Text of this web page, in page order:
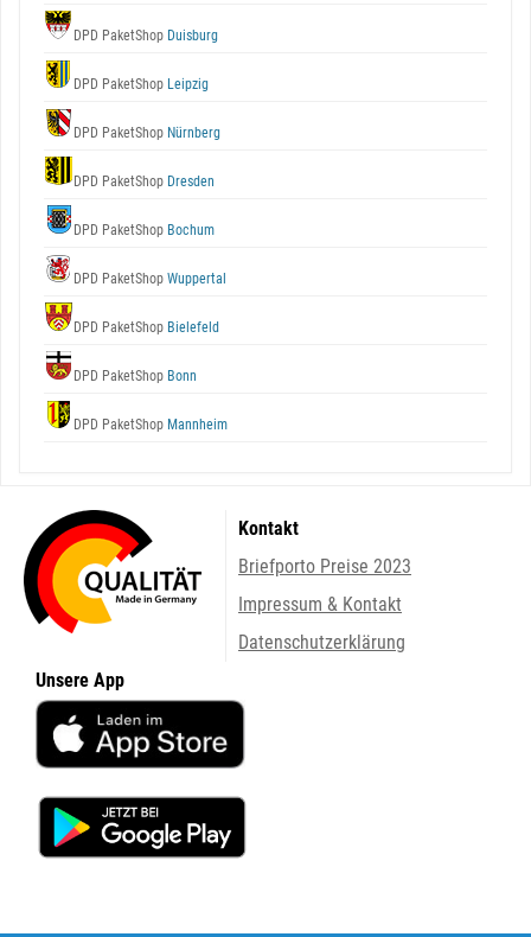
DPD PaketShop Duisburg
DPD PaketShop Leipzig
DPD PaketShop Nürnberg
DPD PaketShop Dresden
DPD PaketShop Bochum
DPD PaketShop Wuppertal
DPD PaketShop Bielefeld
DPD PaketShop Bonn
DPD PaketShop Mannheim
Kontakt
Briefporto Preise 2023
Impressum & Kontakt
Datenschutzerklärung
Unsere App